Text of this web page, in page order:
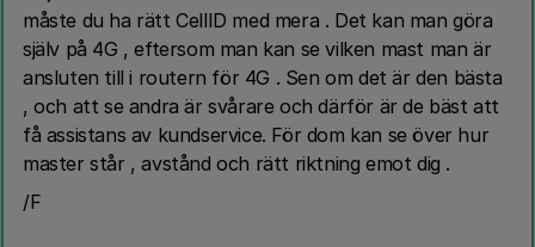
måste du ha rätt CellID med mera . Det kan man göra
själv på 4G , eftersom man kan se vilken mast man är
ansluten till i routern för 4G . Sen om det är den bästa
, och att se andra är svårare och därför är de bäst att
få assistans av kundservice. För dom kan se över hur
master står , avstånd och rätt riktning emot dig .
/F